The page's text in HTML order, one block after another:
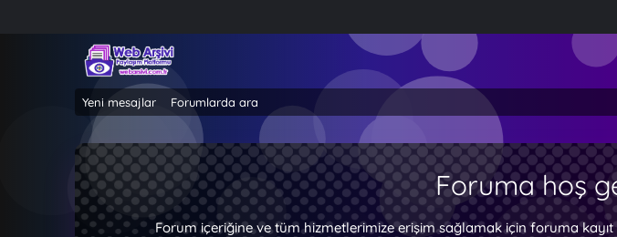
Yeni mesajlar Forumlarda ara
Foruma hoş
Forum içeriğine ve tüm hizmetlerimize erişim sağlamak için foruma